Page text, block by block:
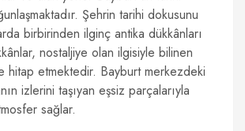
Şehrin tarihi dokusunu
birbirinden ilginç antika dükkânları
nostaljiye olan ilgisiyle bilinen
hitap etmektedir. Bayburt merkezdeki
izlerini taşıyan eşsiz parçalarıyla
sağlar.